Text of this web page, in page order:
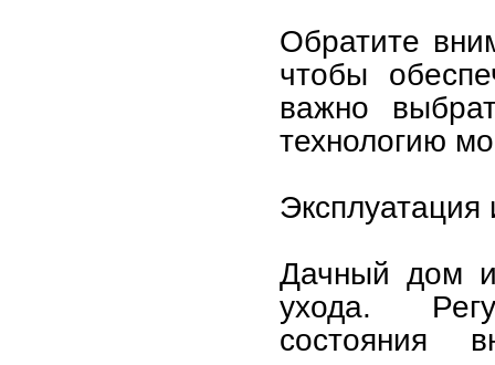
Обратите
чтобы
важно
технологию
Эксплуатация
Дачный дом
ухода.
состояния